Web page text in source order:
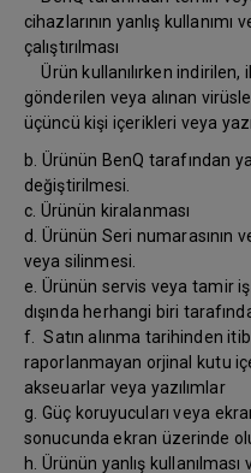
cihazlarının yanlış kullanımı
çalıştırılması
Ürün kullanılırken indirilen,
gönderilen veya alınan
üçüncü kişi içerikleri veya
b. Ürünün BenQ tarafından
değiştirilmesi.
c. Ürünün kiralanması
d. Ürünün Seri numarasının
veya silinmesi.
e. Ürünün servis veya tamir
dışında herhangi biri
f. Satın alınma tarihinden
raporlanmayan orjinal kutu
akseuarlar veya yazılımlar
g. Güç koruyucuları veya
sonucunda ekran üzerinde
h. Ürünün yanlış